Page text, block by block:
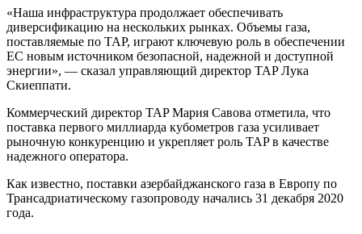
«Наша инфраструктура продолжает обеспечивать
диверсификацию на нескольких рынках. Объемы газа,
поставляемые по TAP, играют ключевую роль в обеспечении
ЕС новым источником безопасной, надежной и доступной
энергии», — сказал управляющий директор TAP Лука
Скиеппати.
Коммерческий директор TAP Мария Савова отметила, что
поставка первого миллиарда кубометров газа усиливает
рыночную конкуренцию и укрепляет роль TAP в качестве
надежного оператора.
Как известно, поставки азербайджанского газа в Европу по
Трансадриатическому газопроводу начались 31 декабря 2020
года.